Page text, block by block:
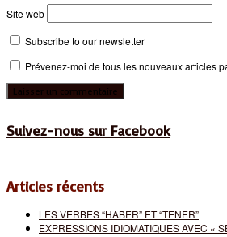
Site web
Subscribe to our newsletter
Prévenez-moi de tous les nouveaux articles
Suivez-nous sur Facebook
Articles récents
LES VERBES “HABER” ET “TENER”
EXPRESSIONS IDIOMATIQUES AVEC «